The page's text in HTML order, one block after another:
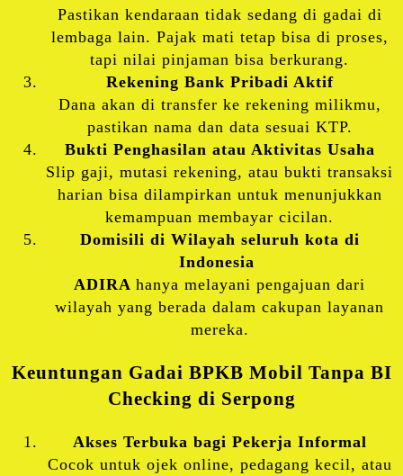
Pastikan kendaraan tidak sedang di gadai di
lembaga lain. Pajak mati tetap bisa di proses,
tapi nilai pinjaman bisa berkurang.
Rekening Bank Pribadi Aktif
Dana akan di transfer ke rekening milikmu,
pastikan nama dan data sesuai KTP.
Bukti Penghasilan atau Aktivitas Usaha
Slip gaji, mutasi rekening, atau bukti transaksi
harian bisa dilampirkan untuk menunjukkan
kemampuan membayar cicilan.
Domisili di Wilayah seluruh kota di
Indonesia
ADIRA hanya melayani pengajuan dari
wilayah yang berada dalam cakupan layanan
mereka.
Keuntungan Gadai BPKB Mobil Tanpa BI
Checking di Serpong
Akses Terbuka bagi Pekerja Informal
Cocok untuk ojek online, pedagang kecil, atau